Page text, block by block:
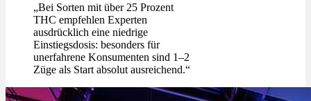
„Bei Sorten mit über 25 Prozent
THC empfehlen Experten
ausdrücklich eine niedrige
Einstiegsdosis: besonders für
unerfahrene Konsumenten sind 1–2
Züge als Start absolut ausreichend.“